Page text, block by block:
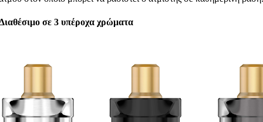
σε 3 υπέροχα χρώματα